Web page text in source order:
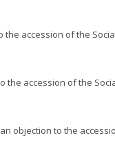
accession of the
the accession of the
objection to the